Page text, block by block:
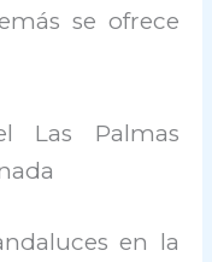
se ofrece
Las Palmas
en la